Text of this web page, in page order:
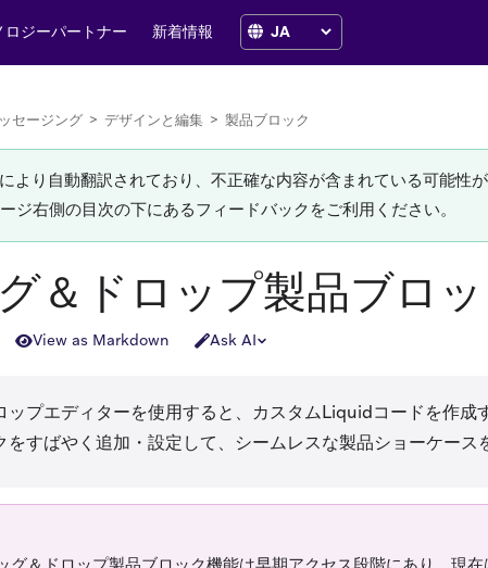
ロジーパートナー 新着情報
セージング > デザインと編集 > 製品ブロック
より自動翻訳されており、不正確な内容が含まれている可能性
ジ右側の目次の下にあるフィードバックをご利用ください。
＆ドロップ製品ブロ
View as Markdown Ask AI
ップエディターを使用すると、カスタムLiquidコードを作成
をすばやく追加・設定して、シームレスな製品ショーケース